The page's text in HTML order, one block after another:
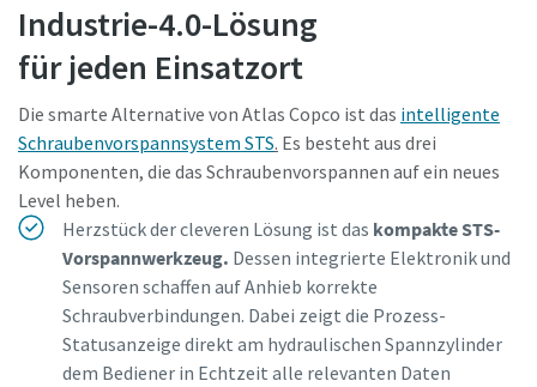
Industrie-4.0-Lösung
für jeden Einsatzort
Die smarte Alternative von Atlas Copco ist das intelligente
Schraubenvorspannsystem STS. Es besteht aus drei
Komponenten, die das Schraubenvorspannen auf ein neues
Level heben.
Herzstück der cleveren Lösung ist das kompakte STS-
Vorspann­werk­zeug. Dessen integrierte Elektronik und
Sensoren schaffen auf Anhieb korrekte
Schraubverbindungen. Dabei zeigt die Prozess-
Statusanzeige direkt am hydraulischen Spannzylinder
dem Bediener in Echtzeit alle relevanten Daten